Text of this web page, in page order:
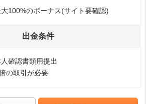
100%のボーナス(サイト要確認)
出金条件
確認書類用提出
の取引が必要